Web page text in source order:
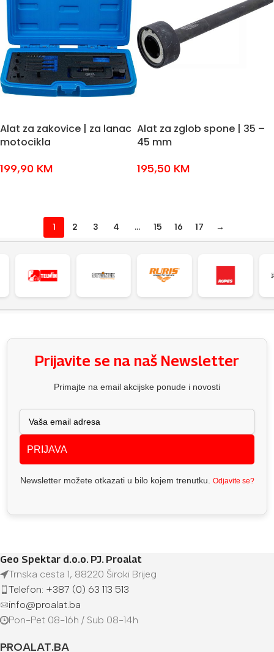
Alat za zakovice | za lanac
motocikla
199,90 KM
Alat za zglob spone | 35 –
45 mm
195,50 KM
1 2 3 4 … 15 16 17 →
Prijavite se na naš Newsletter
Primajte na email akcijske ponude i novosti
PRIJAVA
Newsletter možete otkazati u bilo kojem trenutku. Odjavite se?
Geo Spektar d.o.o. PJ. Proalat
Trnska cesta 1, 88220 Široki Brijeg
Telefon: +387 (0) 63 113 513
info@proalat.ba
Pon-Pet 08-16h / Sub 08-14h
PROALAT.BA